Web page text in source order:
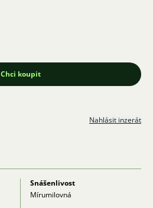
Chci koupit
Nahlásit inzerát
Snášenlivost
Mírumilovná